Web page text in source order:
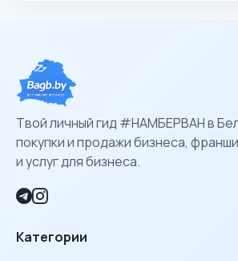
Твой личный гид #НАМБЕРВАН в
покупки и продажи бизнеса,
и услуг для бизнеса.
Категории